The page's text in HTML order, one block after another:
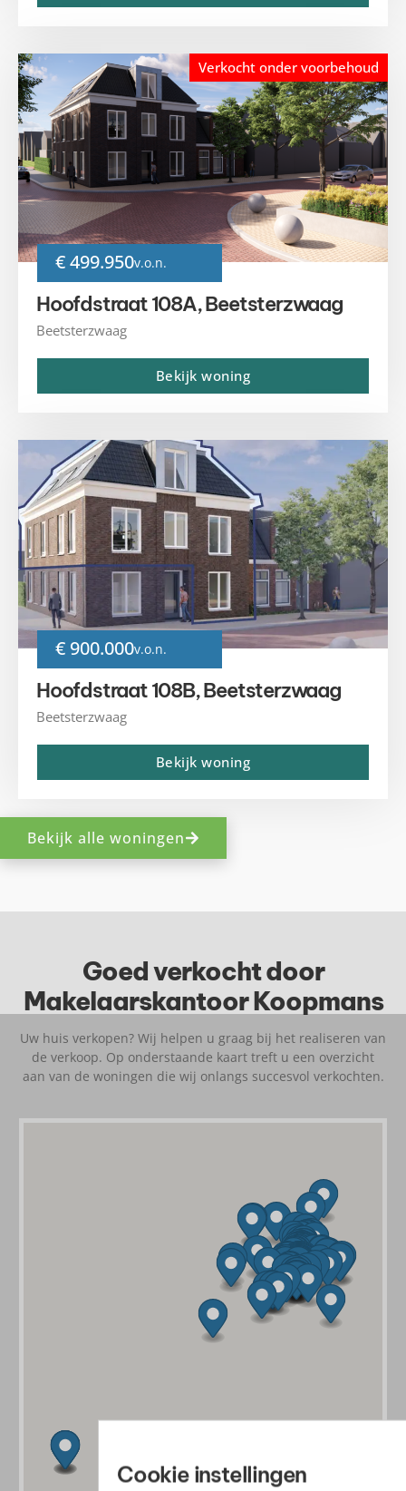
Verkocht onder voorbehoud
€ 499.950v.o.n.
Hoofdstraat 108A, Beetsterzwaag
Beetsterzwaag
Bekijk woning
€ 900.000v.o.n.
Hoofdstraat 108B, Beetsterzwaag
Beetsterzwaag
Bekijk woning
Bekijk alle woningen
Goed verkocht door
Makelaarskantoor Koopmans
Uw huis verkopen? Wij helpen u graag bij het realiseren van
de verkoop. Op onderstaande kaart treft u een overzicht
aan van de woningen die wij onlangs succesvol verkochten.
Cookie instellingen